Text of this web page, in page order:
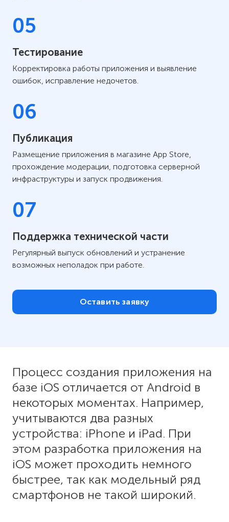
05
Тестирование
Корректировка работы приложения и выявление
ошибок, исправление недочетов.
06
Публикация
Размещение приложения в магазине App Store,
прохождение модерации, подготовка серверной
инфраструктуры и запуск продвижения.
07
Поддержка технической части
Регулярный выпуск обновлений и устранение
возможных неполадок при работе.
Оставить заявку
Процесс создания приложения на
базе iOS отличается от Android в
некоторых моментах. Например,
учитываются два разных
устройства: iPhone и iPad. При
этом разработка приложения на
iOS может проходить немного
быстрее, так как модельный ряд
смартфонов не такой широкий.